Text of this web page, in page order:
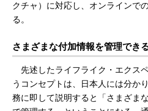
クチャ）に対応し、オンラインで
る。
さまざまな付加情報を管理でき
先述したライフライク・エクス
うコンセプトは、日本人には分か
務に即して説明すると「さまざま